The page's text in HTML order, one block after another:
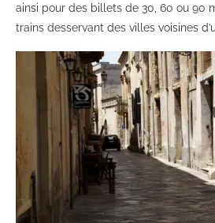
ainsi pour des billets de 30, 60 ou 90
trains desservant des villes voisines